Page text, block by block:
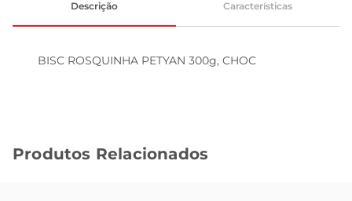
Descrição Características
BISC ROSQUINHA PETYAN 300g, CHOC
Produtos Relacionados